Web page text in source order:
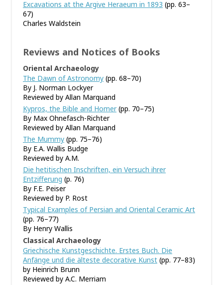
Excavations at the Argive Heraeum in 1893 (pp. 63–
67)
Charles Waldstein
Reviews and Notices of Books
Oriental Archaeology
The Dawn of Astronomy (pp. 68–70)
By J. Norman Lockyer
Reviewed by Allan Marquand
Kypros, the Bible and Homer(pp. 70–75)
By Max Ohnefasch-Richter
Reviewed by Allan Marquand
The Mummy (pp. 75–76)
By E.A. Wallis Budge
Reviewed by A.M.
Die hetitischen Inschriften, ein Versuch ihrer
Entzifferung (p. 76)
By F.E. Peiser
Reviewed by P. Rost
Typical Examples of Persian and Oriental Ceramic Art
(pp. 76–77)
By Henry Wallis
Classical Archaeology
Griechische Kunstgeschichte. Erstes Buch. Die
Anfänge und die älteste decorative Kunst (pp. 77–83)
by Heinrich Brunn
Reviewed by A.C. Merriam